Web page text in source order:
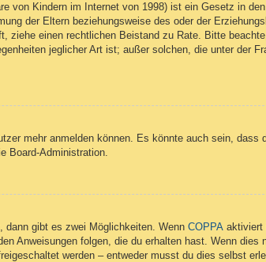
von Kindern im Internet von 1998) ist ein Gesetz in
der Eltern beziehungsweise des oder der
ziehe einen rechtlichen Beistand zu Rate. Bitte
jeglicher Art ist; außer solchen, die unter der
mehr anmelden können. Es könnte auch sein, dass
Board-Administration.
dann gibt es zwei Möglichkeiten. Wenn COPPA aktiviert
Anweisungen folgen, die du erhalten hast. Wenn dies
werden – entweder musst du dies selbst